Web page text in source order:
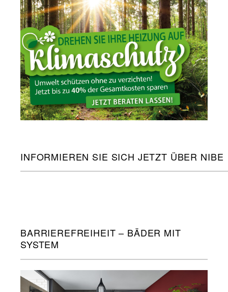
INFORMIEREN SIE SICH JETZT ÜBER NIBE
BARRIEREFREIHEIT – BÄDER MIT
SYSTEM